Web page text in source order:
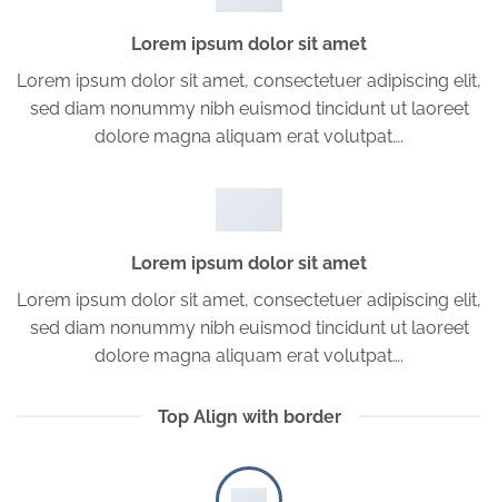
Lorem ipsum dolor sit amet
Lorem ipsum dolor sit amet, consectetuer adipiscing elit,
sed diam nonummy nibh euismod tincidunt ut laoreet
dolore magna aliquam erat volutpat….
Lorem ipsum dolor sit amet
Lorem ipsum dolor sit amet, consectetuer adipiscing elit,
sed diam nonummy nibh euismod tincidunt ut laoreet
dolore magna aliquam erat volutpat….
Top Align with border